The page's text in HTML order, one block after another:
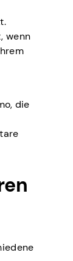
wenn
die